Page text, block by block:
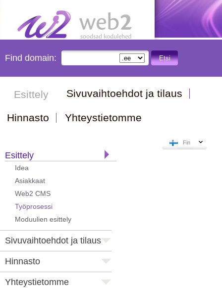
Find domain: Etsi
Esittely Sivuvaihtoehdot ja tilaus
Hinnasto Yhteystietomme
Fin
Esittely
Idea
Asiakkaat
Web2 CMS
Työprosessi
Moduulien esittely
Sivuvaihtoehdot ja tilaus
Hinnasto
Yhteystietomme